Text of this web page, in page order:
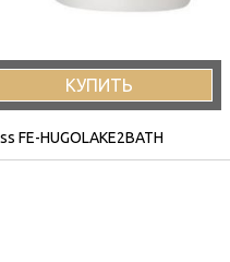
КУПИТЬ
FE-HUGOLAKE2BATH